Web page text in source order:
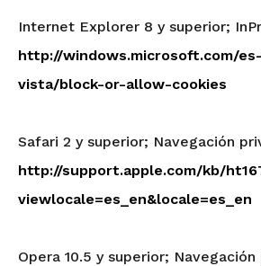
Internet Explorer 8 y superior;
http://windows.microsoft.com/
vista/block-or-allow-cookies
Safari 2 y superior; Navegación
http://support.apple.com/kb/
viewlocale=es_en&locale=es_en
Opera 10.5 y superior; Navegación